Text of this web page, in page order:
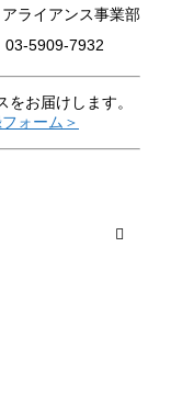
ライアンス事業部
5909-7932
お届けします。
ォーム＞